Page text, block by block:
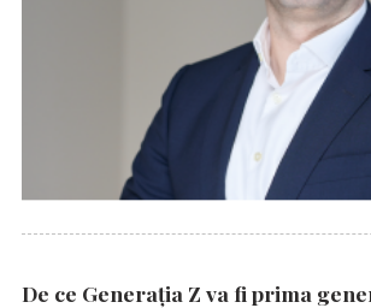
De ce Generația Z va fi prima